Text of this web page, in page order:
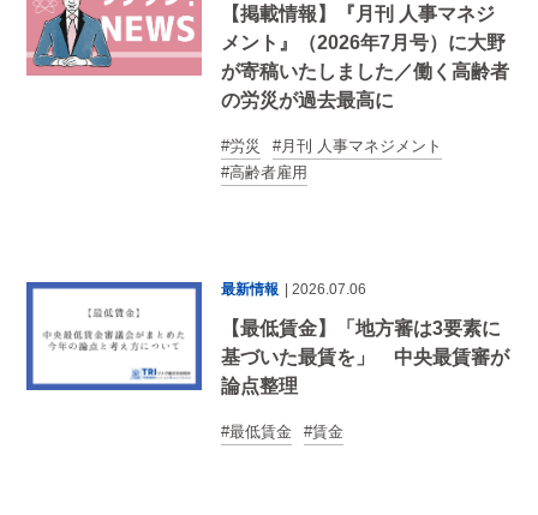
【掲載情報】『月刊 人事マネジ
メント』（2026年7月号）に大野
が寄稿いたしました／働く高齢者
の労災が過去最高に
労災
月刊 人事マネジメント
高齢者雇用
最新情報 | 2026.07.06
【最低賃金】「地方審は3要素に
基づいた最賃を」 中央最賃審が
論点整理
最低賃金 賃金